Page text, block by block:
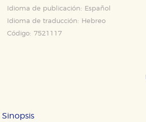
Idioma de publicación:
Español
Idioma de traducción:
Hebreo
Código: 7521117
Sinopsis